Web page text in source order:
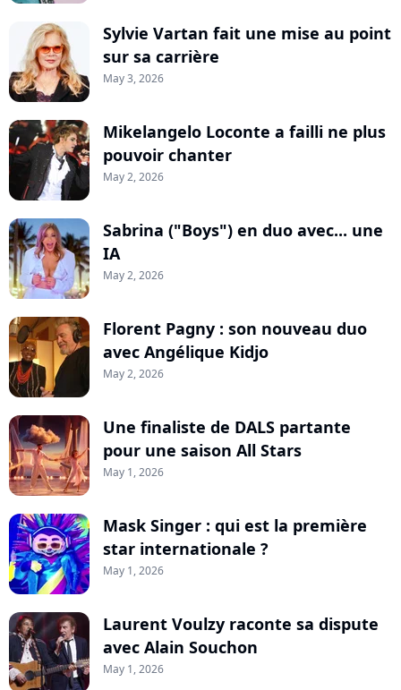
Sylvie Vartan fait une mise au point
sur sa carrière
May 3, 2026
Mikelangelo Loconte a failli ne plus
pouvoir chanter
May 2, 2026
Sabrina ("Boys") en duo avec... une
IA
May 2, 2026
Florent Pagny : son nouveau duo
avec Angélique Kidjo
May 2, 2026
Une finaliste de DALS partante
pour une saison All Stars
May 1, 2026
Mask Singer : qui est la première
star internationale ?
May 1, 2026
Laurent Voulzy raconte sa dispute
avec Alain Souchon
May 1, 2026